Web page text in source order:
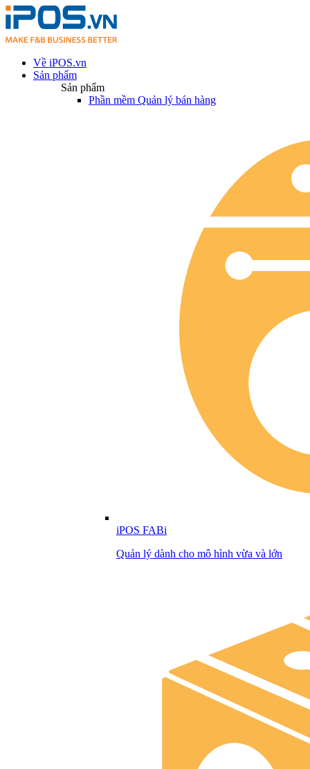
Về iPOS.vn
Sản phẩm
Sản phẩm
Phần mềm Quản lý bán hàng
iPOS FABi
Quản lý dành cho mô hình vừa và lớn